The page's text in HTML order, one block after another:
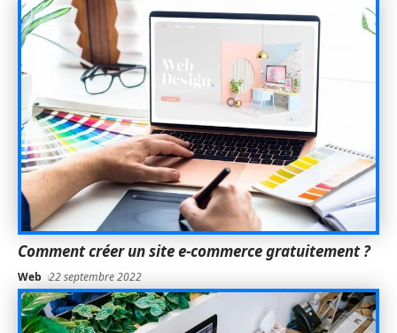
Comment créer un site e-commerce gratuitement ?
Web 22 septembre 2022